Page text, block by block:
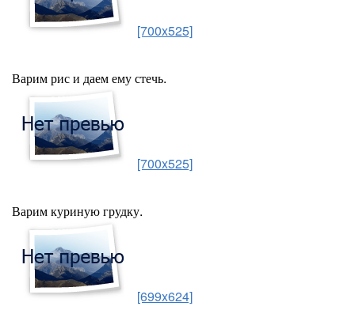
[700x525]
Варим рис и даем ему стечь.
[700x525]
Варим куриную грудку.
[699x624]